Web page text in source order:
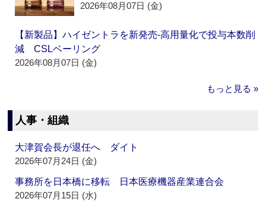
2026年08月07日 (金)
【新製品】ハイゼントラを新発売‐高用量化で投与本数削
減 CSLベーリング
2026年08月07日 (金)
もっと見る »
人事・組織
大津賀会長が退任へ ダイト
2026年07月24日 (金)
事務所を日本橋に移転 日本医療機器産業連合会
2026年07月15日 (水)